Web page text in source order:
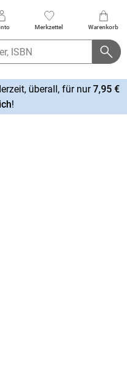
Merkzettel Warenkorb
überall, für nur7,95 €
!